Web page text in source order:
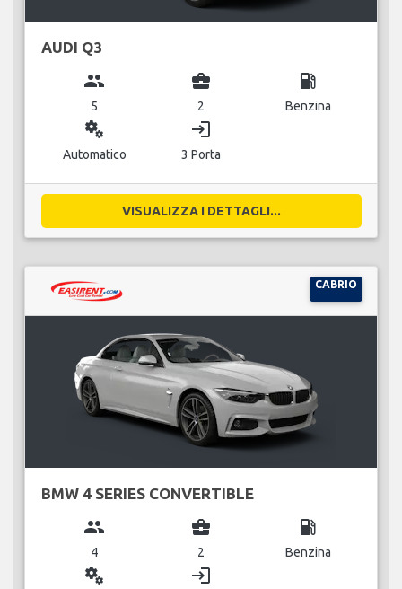
AUDI Q3
group
5
business_center
2
local_gas_station
Benzina
miscellaneous_services
Automatico
login
3 Porta
VISUALIZZA I DETTAGLI...
CABRIO
BMW 4 SERIES CONVERTIBLE
group
4
business_center
2
local_gas_station
Benzina
miscellaneous_services login